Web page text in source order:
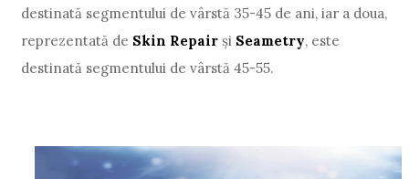
destinată segmentului de vârstă 35-45 de ani, iar a doua,
reprezentată de Skin Repair şi Seametry, este
destinată segmentului de vârstă 45-55.